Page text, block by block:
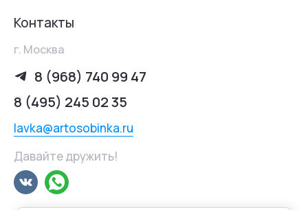
Контакты
г. Москва
8 (968) 740 99 47
8 (495) 245 02 35
lavka@artosobinka.ru
Давайте дружить!